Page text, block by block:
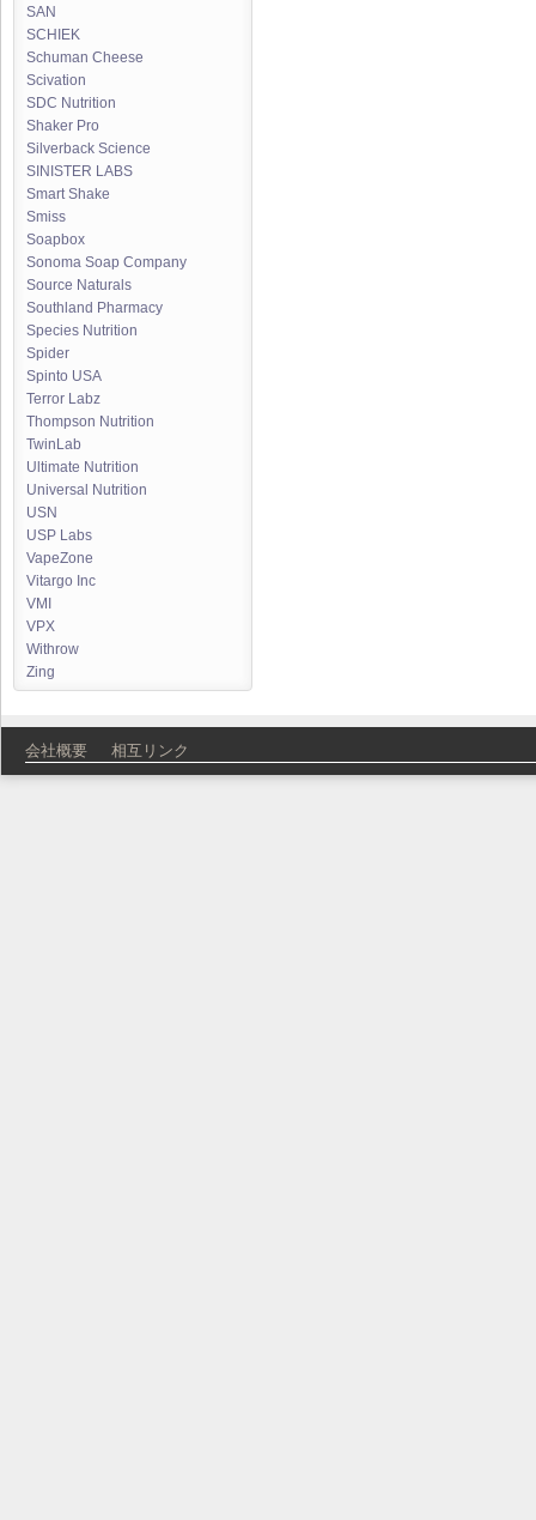
SAN
SCHIEK
Schuman Cheese
Scivation
SDC Nutrition
Shaker Pro
Silverback Science
SINISTER LABS
Smart Shake
Smiss
Soapbox
Sonoma Soap Company
Source Naturals
Southland Pharmacy
Species Nutrition
Spider
Spinto USA
Terror Labz
Thompson Nutrition
TwinLab
Ultimate Nutrition
Universal Nutrition
USN
USP Labs
VapeZone
Vitargo Inc
VMI
VPX
Withrow
Zing
会社概要 相互リンク